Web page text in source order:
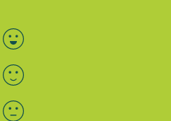
Bewertung auswählen